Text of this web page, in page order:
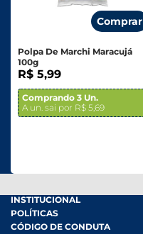
Comprar
Polpa De Marchi Maracujá
100g
R$ 5,99
Comprando 3 Un.
A un. sai por R$ 5,69
INSTITUCIONAL
Arena Mais
Fácil Pra Pagar
POLÍTICAS
Termos de uso
CÓDIGO DE CONDUTA